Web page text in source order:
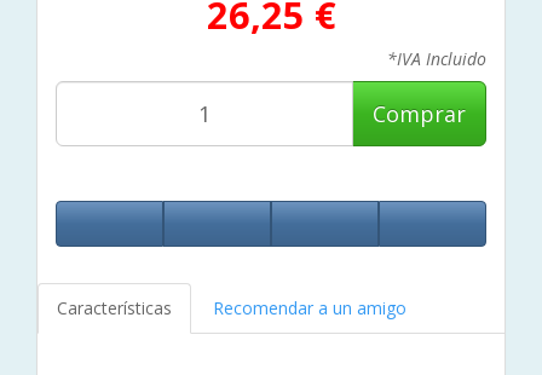
26,25 €
*IVA Incluido
Comprar
Características Recomendar a un amigo